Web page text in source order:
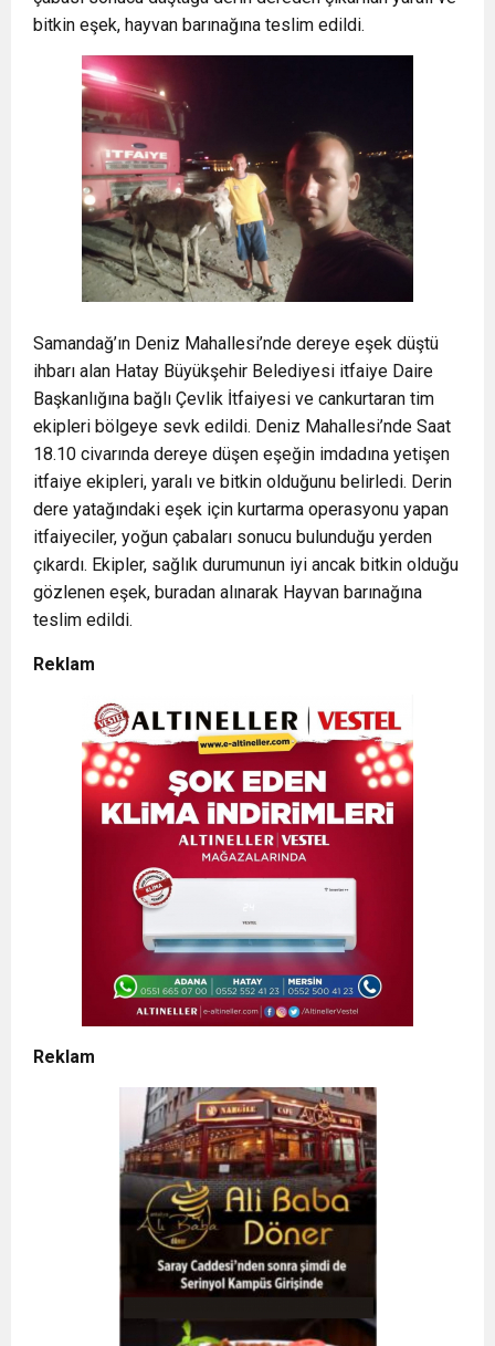
bitkin eşek, hayvan barınağına teslim edildi.
Samandağ’ın Deniz Mahallesi’nde dereye eşek düştü
ihbarı alan Hatay Büyükşehir Belediyesi itfaiye Daire
Başkanlığına bağlı Çevlik İtfaiyesi ve cankurtaran tim
ekipleri bölgeye sevk edildi. Deniz Mahallesi’nde Saat
18.10 civarında dereye düşen eşeğin imdadına yetişen
itfaiye ekipleri, yaralı ve bitkin olduğunu belirledi. Derin
dere yatağındaki eşek için kurtarma operasyonu yapan
itfaiyeciler, yoğun çabaları sonucu bulunduğu yerden
çıkardı. Ekipler, sağlık durumunun iyi ancak bitkin olduğu
gözlenen eşek, buradan alınarak Hayvan barınağına
teslim edildi.
Reklam
Reklam